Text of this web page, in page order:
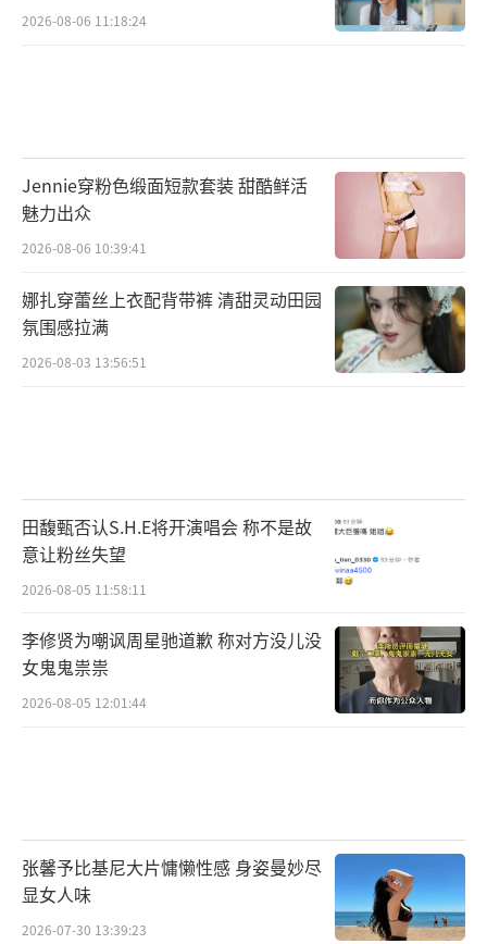
2026-08-06 11:18:24
Jennie穿粉色缎面短款套装 甜酷鲜活
魅力出众
2026-08-06 10:39:41
娜扎穿蕾丝上衣配背带裤 清甜灵动田园
氛围感拉满
2026-08-03 13:56:51
田馥甄否认S.H.E将开演唱会 称不是故
意让粉丝失望
2026-08-05 11:58:11
李修贤为嘲讽周星驰道歉 称对方没儿没
女鬼鬼祟祟
2026-08-05 12:01:44
张馨予比基尼大片慵懒性感 身姿曼妙尽
显女人味
2026-07-30 13:39:23